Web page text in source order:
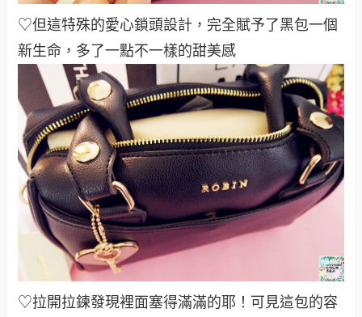
♡但這特殊的愛心鎖頭設計，完全賦予了黑包一個
新生命，多了一點不一樣的甜美感
♡拉開拉鍊發現裡面塞得滿滿的耶！可見這包的容